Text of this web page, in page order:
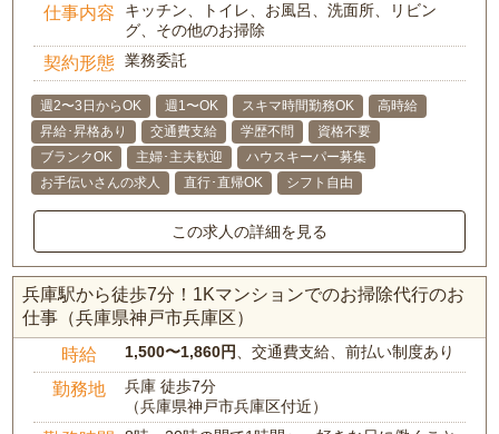
仕事内容
キッチン、トイレ、お風呂、洗面所、リビン
グ、その他のお掃除
契約形態 業務委託
週2〜3日からOK 週1〜OK スキマ時間勤務OK
高時給
昇給･昇格あり
交通費支給 学歴不問
資格不要
ブランクOK
主婦･主夫歓迎
ハウスキーパー募集
お手伝いさんの求人
直行･直帰OK シフト自由
この求人の詳細を見る
兵庫駅から徒歩7分！1Kマンションでのお掃除代行のお
仕事（兵庫県神戸市兵庫区）
時給 1,500〜1,860円 、交通費支給、前払い制度あり
勤務地
兵庫 徒歩7分
（兵庫県神戸市兵庫区付近）